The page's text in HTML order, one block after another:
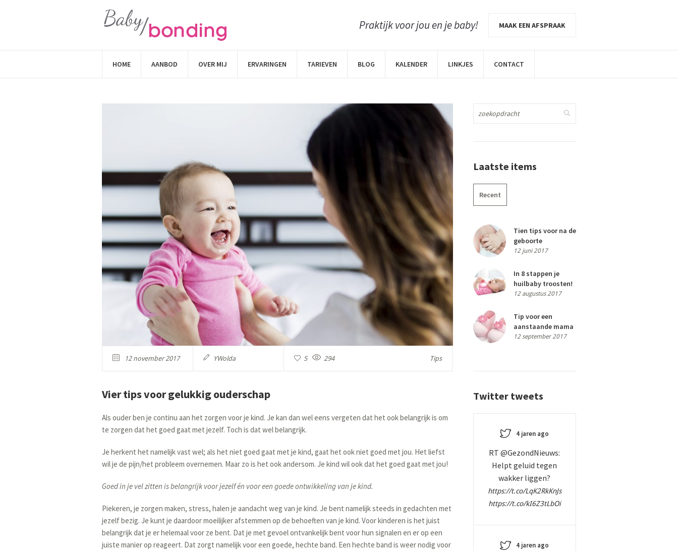
Praktijk voor jou en je baby! MAAK EEN AFSPRAAK
HOME AANBOD OVER MIJ ERVARINGEN TARIEVEN BLOG KALENDER LINKJES CONTACT
12 november 2017 YWolda 5 294 Tips
Vier tips voor gelukkig ouderschap
Als ouder ben je continu aan het zorgen voor je kind. Je kan dan wel eens vergeten dat het ook belangrijk is om
te zorgen dat het goed gaat met jezelf. Toch is dat wel belangrijk.
Je herkent het namelijk vast wel; als het niet goed gaat met je kind, gaat het ook niet goed met jou. Het liefst
wil je de pijn/het probleem overnemen. Maar zo is het ook andersom. Je kind wil ook dat het goed gaat met jou!
Goed in je vel zitten is belangrijk voor jezelf én voor een goede ontwikkeling van je kind.
Piekeren, je zorgen maken, stress, halen je aandacht weg van je kind. Je bent namelijk steeds in gedachten met
jezelf bezig. Je kunt je daardoor moeilijker afstemmen op de behoeften van je kind. Voor kinderen is het juist
belangrijk dat je er helemaal voor ze bent. Dat je met gevoel ontvankelijk bent voor hun signalen en er op een
juiste manier op reageert. Dat zorgt namelijk voor een goede, hechte band. Een hechte band is weer nodig voor
Laatste items
Recent
Tien tips voor na de
geboorte
12 juni 2017
In 8 stappen je
huilbaby troosten!
12 augustus 2017
Tip voor een
aanstaande mama
12 september 2017
Twitter tweets
4 jaren ago
RT @GezondNieuws:
Helpt geluid tegen
wakker liggen?
https://t.co/LqK2RkKnJs
https://t.co/kI6Z3tLbOi
4 jaren ago